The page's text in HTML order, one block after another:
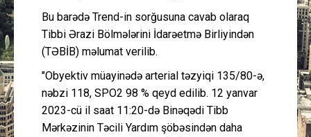
Bu barədə Trend-in sorğusuna cavab olaraq
Tibbi Ərazi Bölmələrini İdarəetmə Birliyindən
(TƏBİB) məlumat verilib.
"Obyektiv müayinədə arterial təzyiqi 135/80-ə,
nəbzi 118, SPO2 98 % qeyd edilib. 12 yanvar
2023-cü il saat 11:20-də Binəqədi Tibb
Mərkəzinin Təcili Yardım şöbəsindən daha